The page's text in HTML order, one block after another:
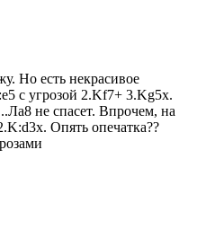
Но есть некрасивое
c угрозой 2.Kf7+ 3.Kg5x.
не спасет. Впрочем, на
Опять опечатка??